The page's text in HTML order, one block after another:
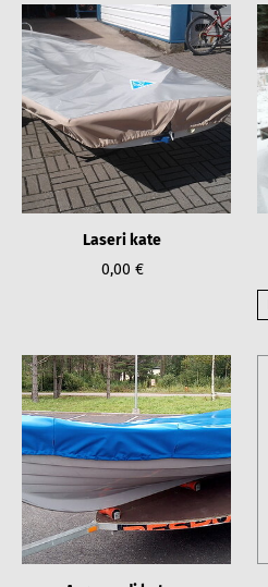
Laseri kate
0,00 €